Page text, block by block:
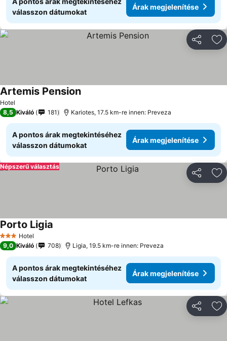
válasszon dátumokat
Árak megjelenítése
Hotel
Artemis Pension
8,5 Kiváló 181 Kariotes, 17.5 km-re innen: Preveza
A pontos árak megtekintéséhez
válasszon dátumokat
Árak megjelenítése
Népszerű választás
3 Kategória
Hotel
Porto Ligia
9,0 Kiváló 708 Ligia, 19.5 km-re innen: Preveza
A pontos árak megtekintéséhez
válasszon dátumokat
Árak megjelenítése